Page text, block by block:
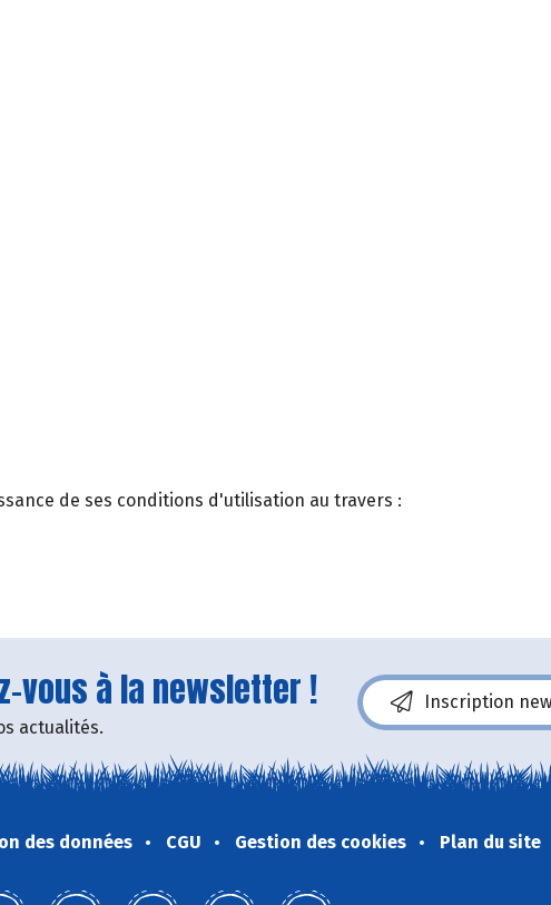
de ses conditions d'utilisation au travers :
vous à la newsletter !
actualités.
Inscription
des données CGU Gestion des cookies Plan du site